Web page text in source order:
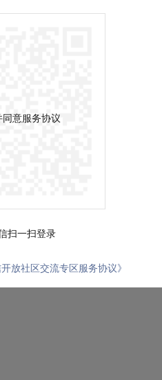
意服务协议
扫一扫登录
开放社区交流专区服务协议》